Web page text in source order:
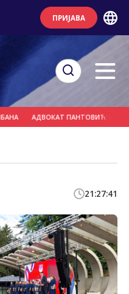
ПРИЈАВА
АДВОКАТ ПАНТОВИЋ: ПРИТВОР
21:27:41